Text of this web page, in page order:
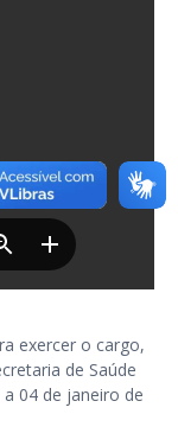
exercer o cargo,
de Saúde
04 de janeiro de